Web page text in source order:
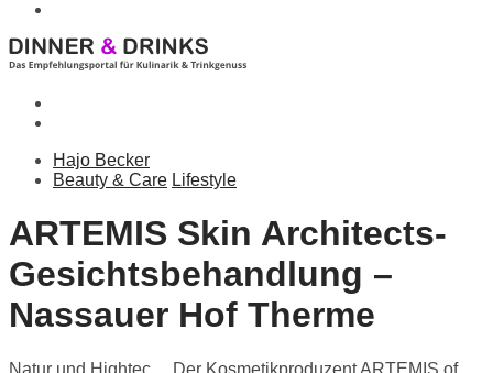
Hajo Becker
Beauty & Care Lifestyle
ARTEMIS Skin Architects-
Gesichtsbehandlung –
Nassauer Hof Therme
Natur und Hightec… Der Kosmetikproduzent ARTEMIS of